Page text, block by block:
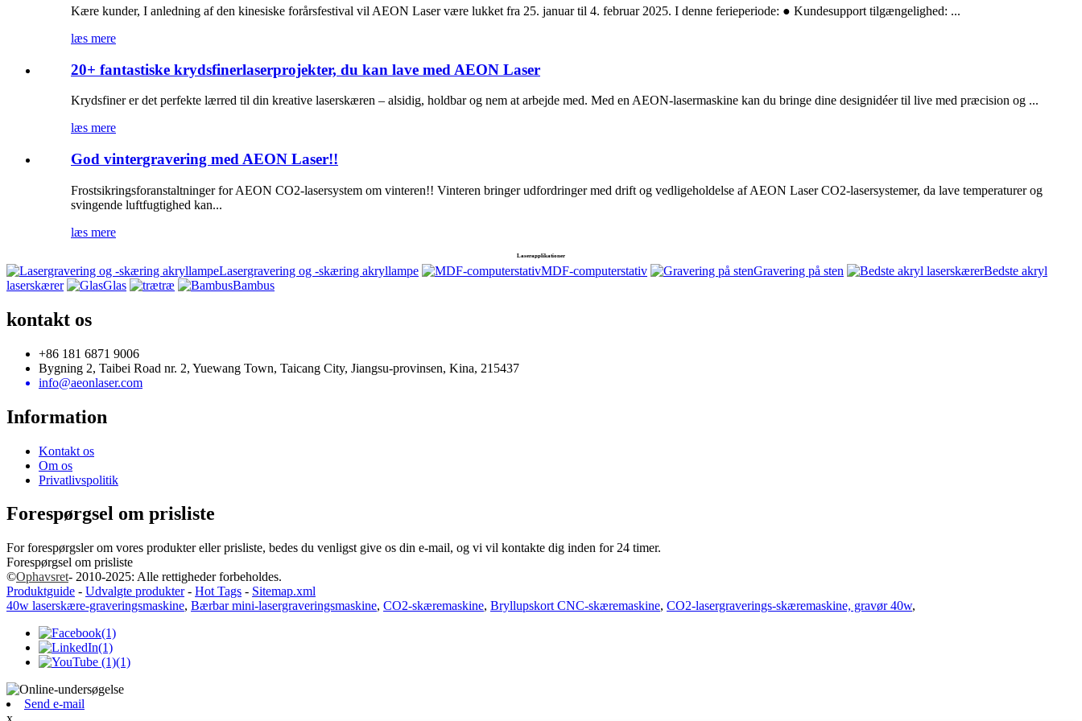
Kære kunder, I anledning af den kinesiske forårsfestival vil AEON Laser være lukket fra 25. januar til 4. februar 2025. I denne ferieperiode: ● Kundesupport tilgængelighed: ...
læs mere
20+ fantastiske krydsfinerlaserprojekter, du kan lave med AEON Laser
Krydsfiner er det perfekte lærred til din kreative laserskæren – alsidig, holdbar og nem at arbejde med. Med en AEON-lasermaskine kan du bringe dine designidéer til live med præcision og ...
læs mere
God vintergravering med AEON Laser!!
Frostsikringsforanstaltninger for AEON CO2-lasersystem om vinteren!! Vinteren bringer udfordringer med drift og vedligeholdelse af AEON Laser CO2-lasersystemer, da lave temperaturer og
svingende luftfugtighed kan...
læs mere
Laserapplikationer
Lasergravering og -skæring akryllampe MDF-computerstativ Gravering på sten
Bedste akryl
laserskærer
Glas træ Bambus
kontakt os
+86 181 6871 9006
Bygning 2, Taibei Road nr. 2, Yuewang Town, Taicang City, Jiangsu-provinsen, Kina, 215437
info@aeonlaser.com
Information
Kontakt os
Om os
Privatlivspolitik
Forespørgsel om prisliste
For forespørgsler om vores produkter eller prisliste, bedes du venligst give os din e-mail, og vi vil kontakte dig inden for 24 timer.
Forespørgsel om prisliste
©Ophavsret- 2010-2025: Alle rettigheder forbeholdes.
Produktguide - Udvalgte produkter- Hot Tags - Sitemap.xml
40w laserskære-graveringsmaskine, Bærbar mini-lasergraveringsmaskine, CO2-skæremaskine, Bryllupskort CNC-skæremaskine, CO2-lasergraverings-skæremaskine, gravør 40w,
Send e-mail